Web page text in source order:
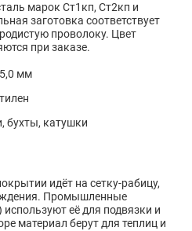
марок Ст1кп, Ст2кп и
заготовка соответствует
проволоку. Цвет
при заказе.
мм
бухты, катушки
идёт на сетку-рабицу,
Промышленные
её для подвязки и
материал берут для теплиц и